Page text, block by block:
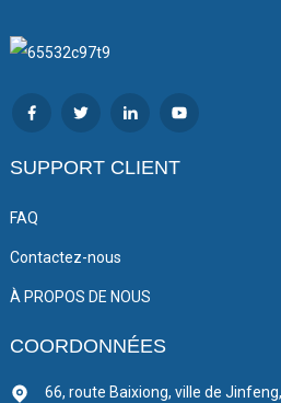
SUPPORT CLIENT
FAQ
Contactez-nous
À PROPOS DE NOUS
COORDONNÉES
66, route Baixiong, ville de